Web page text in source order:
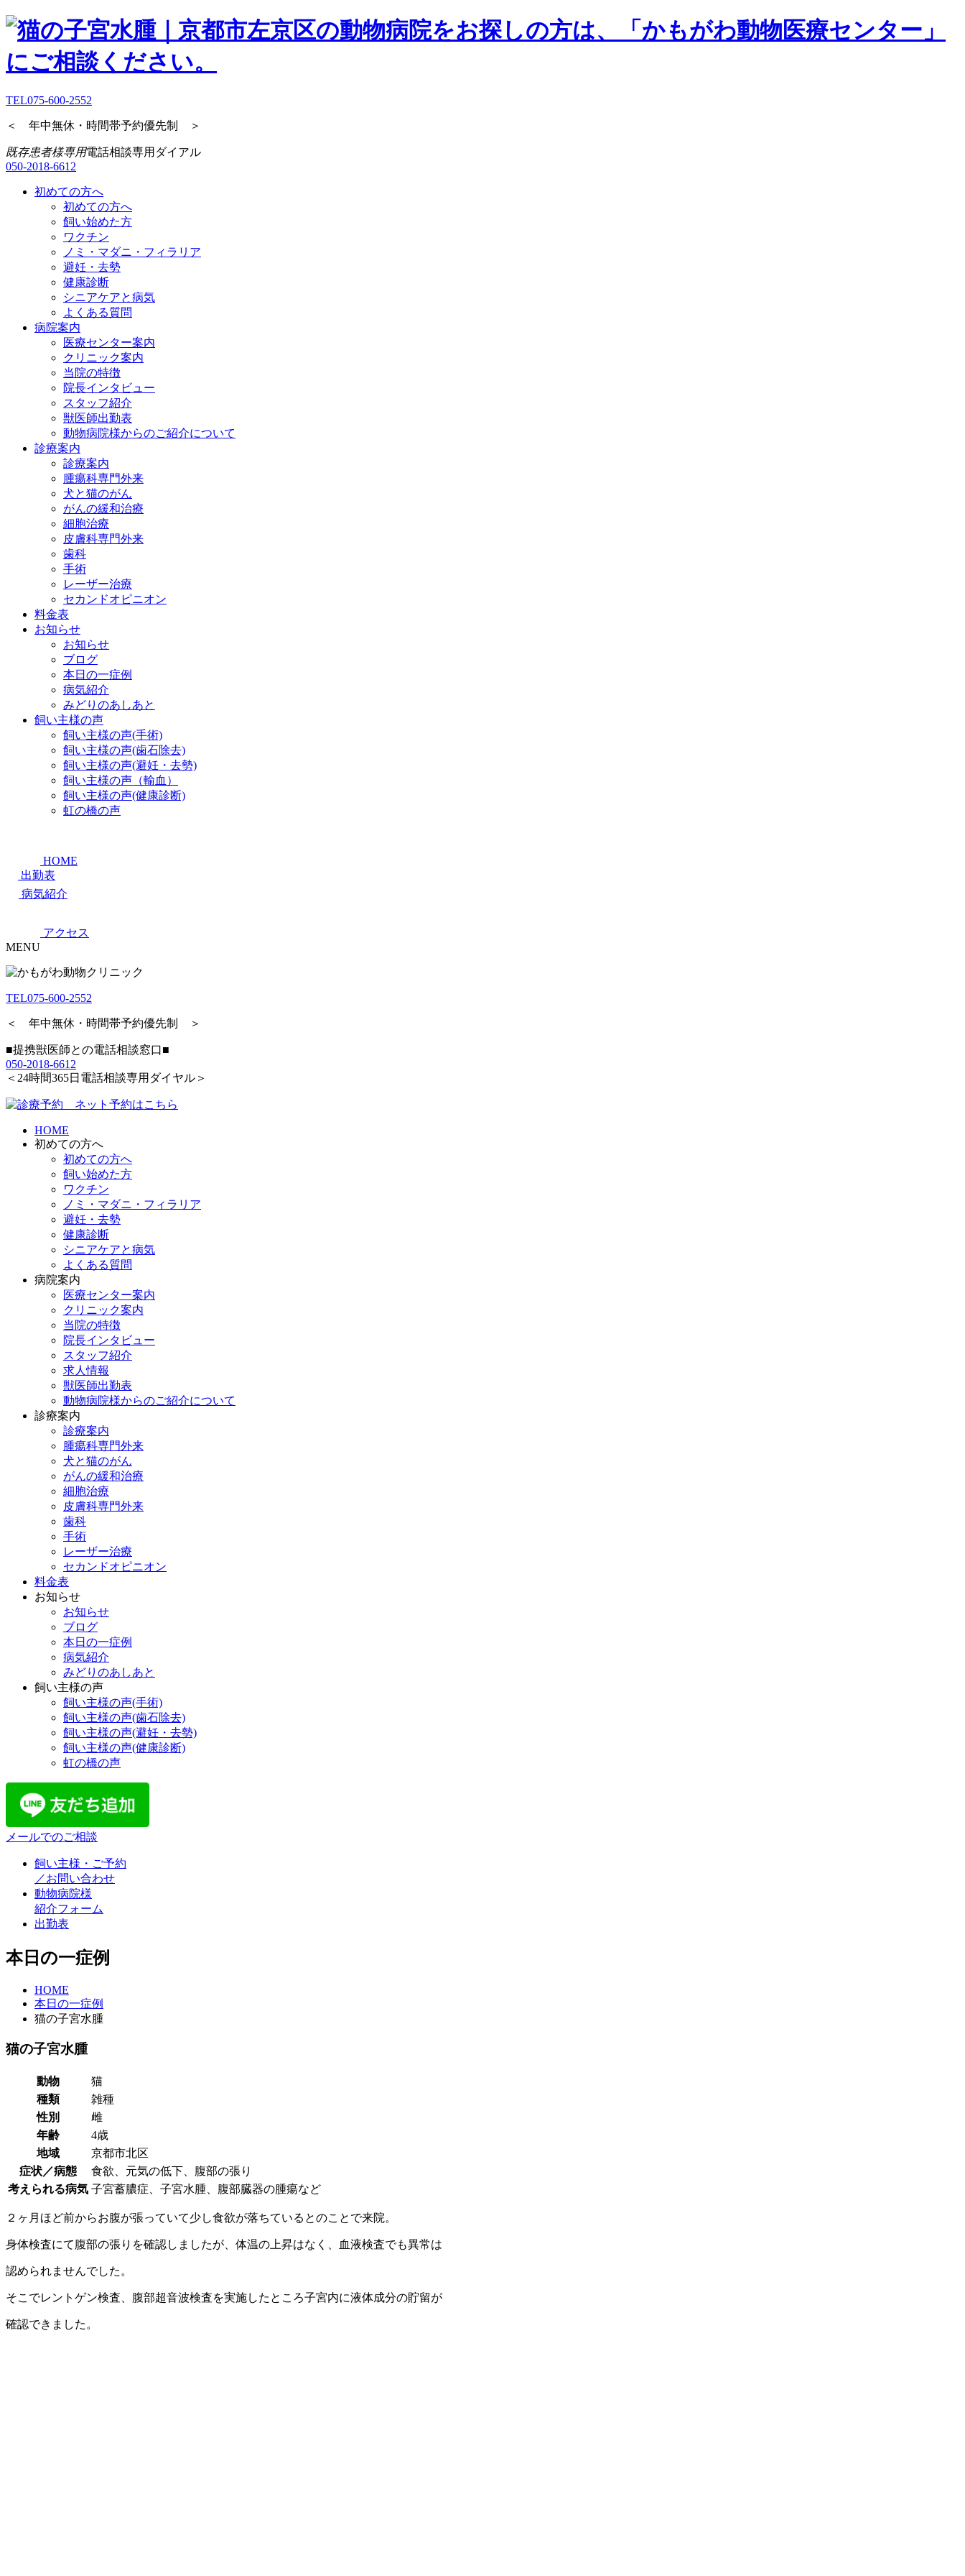
TEL075-600-2552
＜ 年中無休・時間帯予約優先制 ＞
既存患者様専用電話相談専用ダイアル
050-2018-6612
初めての方へ
初めての方へ
飼い始めた方
ワクチン
ノミ・マダニ・フィラリア
避妊・去勢
健康診断
シニアケアと病気
よくある質問
病院案内
医療センター案内
クリニック案内
当院の特徴
院長インタビュー
スタッフ紹介
獣医師出勤表
動物病院様からのご紹介について
診療案内
診療案内
腫瘍科専門外来
犬と猫のがん
がんの緩和治療
細胞治療
皮膚科専門外来
歯科
手術
レーザー治療
セカンドオピニオン
料金表
お知らせ
お知らせ
ブログ
本日の一症例
病気紹介
みどりのあしあと
飼い主様の声
飼い主様の声(手術)
飼い主様の声(歯石除去)
飼い主様の声(避妊・去勢)
飼い主様の声（輸血）
飼い主様の声(健康診断)
虹の橋の声
HOME
出勤表
病気紹介
アクセス
MENU
TEL075-600-2552
＜ 年中無休・時間帯予約優先制 ＞
■提携獣医師との電話相談窓口■
050-2018-6612
＜24時間365日電話相談専用ダイヤル＞
HOME
初めての方へ
初めての方へ
飼い始めた方
ワクチン
ノミ・マダニ・フィラリア
避妊・去勢
健康診断
シニアケアと病気
よくある質問
病院案内
医療センター案内
クリニック案内
当院の特徴
院長インタビュー
スタッフ紹介
求人情報
獣医師出勤表
動物病院様からのご紹介について
診療案内
診療案内
腫瘍科専門外来
犬と猫のがん
がんの緩和治療
細胞治療
皮膚科専門外来
歯科
手術
レーザー治療
セカンドオピニオン
料金表
お知らせ
お知らせ
ブログ
本日の一症例
病気紹介
みどりのあしあと
飼い主様の声
飼い主様の声(手術)
飼い主様の声(歯石除去)
飼い主様の声(避妊・去勢)
飼い主様の声(健康診断)
虹の橋の声
メールでのご相談
飼い主様・ご予約
／お問い合わせ
動物病院様
紹介フォーム
出勤表
本日の一症例
HOME
本日の一症例
猫の子宮水腫
猫の子宮水腫
動物
猫
種類
雑種
性別
雌
年齢
4歳
地域
京都市北区
症状／病態
食欲、元気の低下、腹部の張り
考えられる病気 子宮蓄膿症、子宮水腫、腹部臓器の腫瘍など
２ヶ月ほど前からお腹が張っていて少し食欲が落ちているとのことで来院。
身体検査にて腹部の張りを確認しましたが、体温の上昇はなく、血液検査でも異常は
認められませんでした。
そこでレントゲン検査、腹部超音波検査を実施したところ子宮内に液体成分の貯留が
確認できました。